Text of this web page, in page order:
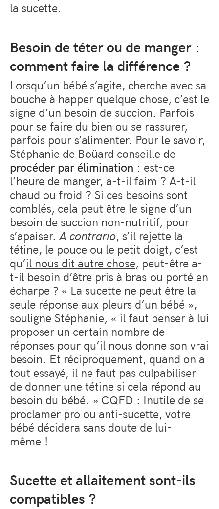
la sucette.
Besoin de téter ou de manger :
comment faire la différence ?
Lorsqu’un bébé s’agite, cherche avec sa
bouche à happer quelque chose, c’est le
signe d’un besoin de succion. Parfois
pour se faire du bien ou se rassurer,
parfois pour s’alimenter. Pour le savoir,
Stéphanie de Boüard conseille de
procéder par élimination : est-ce
l’heure de manger, a-t-il faim ? A-t-il
chaud ou froid ? Si ces besoins sont
comblés, cela peut être le signe d’un
besoin de succion non-nutritif, pour
s’apaiser. A contrario, s’il rejette la
tétine, le pouce ou le petit doigt, c’est
qu’il nous dit autre chose, peut-être a-
t-il besoin d’être pris à bras ou porté en
écharpe ? « La sucette ne peut être la
seule réponse aux pleurs d’un bébé »,
souligne Stéphanie, « il faut penser à lui
proposer un certain nombre de
réponses pour qu’il nous donne son vrai
besoin. Et réciproquement, quand on a
tout essayé, il ne faut pas culpabiliser
de donner une tétine si cela répond au
besoin du bébé. » CQFD : Inutile de se
proclamer pro ou anti-sucette, votre
bébé décidera sans doute de lui-
même !
Sucette et allaitement sont-ils
compatibles ?